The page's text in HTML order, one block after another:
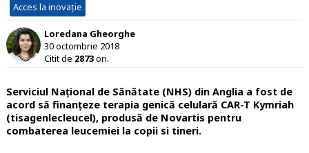
Acces la inovație
Loredana Gheorghe
30 octombrie 2018
Citit de 2873ori.
Serviciul Național de Sănătate (NHS) din Anglia a fost de
acord să finanțeze terapia genică celulară CAR-T Kymriah
(tisagenlecleucel), produsă de Novartis pentru
combaterea leucemiei la copii si tineri.